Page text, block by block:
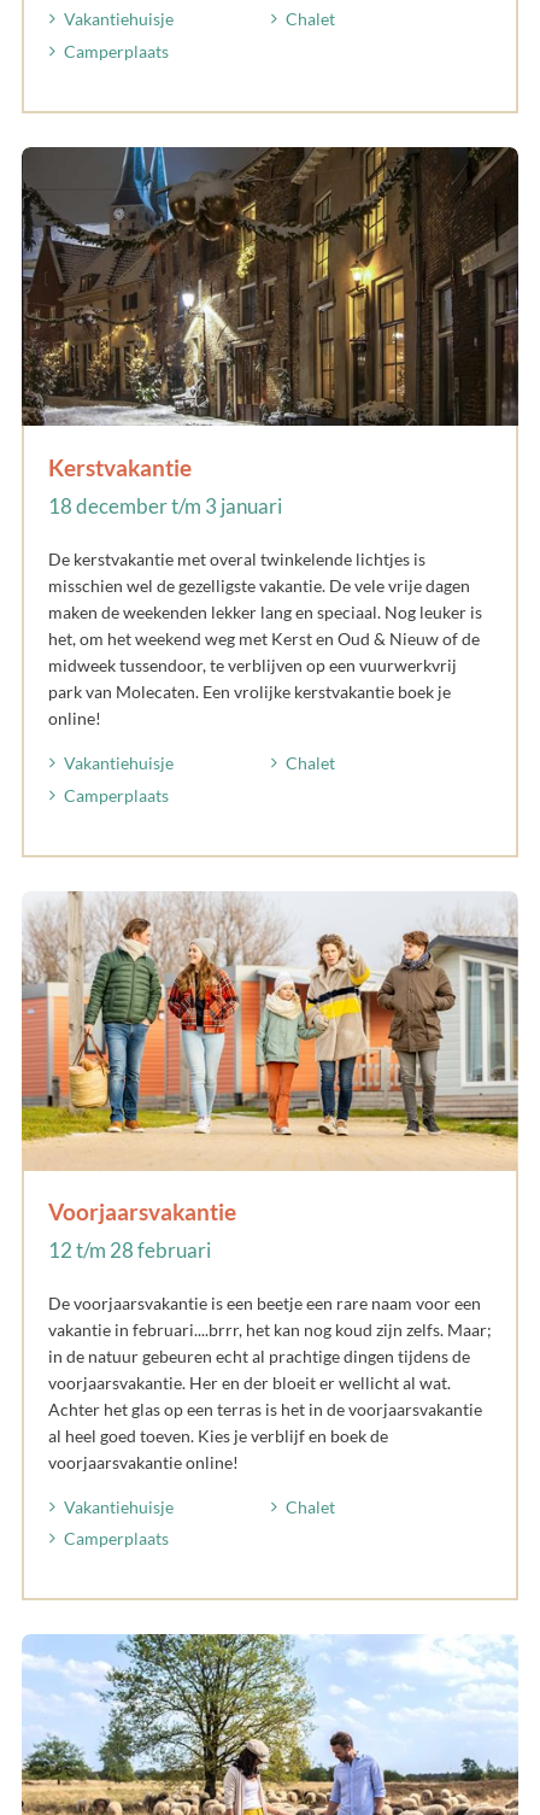
Vakantiehuisje
Chalet
Camperplaats
Kerstvakantie
18 december t/m 3 januari
De kerstvakantie met overal twinkelende lichtjes is
misschien wel de gezelligste vakantie. De vele vrije dagen
maken de weekenden lekker lang en speciaal. Nog leuker is
het, om het weekend weg met Kerst en Oud & Nieuw of de
midweek tussendoor, te verblijven op een vuurwerkvrij
park van Molecaten. Een vrolijke kerstvakantie boek je
online!
Vakantiehuisje
Chalet
Camperplaats
Voorjaarsvakantie
12 t/m 28 februari
De voorjaarsvakantie is een beetje een rare naam voor een
vakantie in februari....brrr, het kan nog koud zijn zelfs. Maar;
in de natuur gebeuren echt al prachtige dingen tijdens de
voorjaarsvakantie. Her en der bloeit er wellicht al wat.
Achter het glas op een terras is het in de voorjaarsvakantie
al heel goed toeven. Kies je verblijf en boek de
voorjaarsvakantie online!
Vakantiehuisje
Chalet
Camperplaats